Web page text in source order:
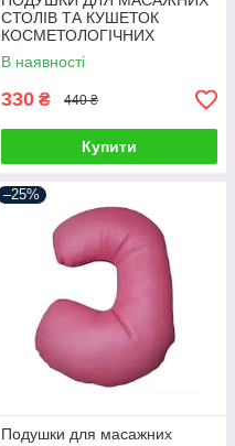
СТОЛІВ ТА КУШЕТОК
КОСМЕТОЛОГІЧНИХ
В наявності
330 ₴ 440 ₴
Купити
–25%
Подушки для масажних